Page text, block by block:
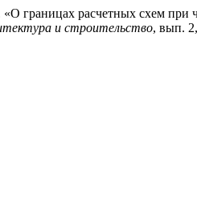
границах расчетных схем
и строительство, вып.